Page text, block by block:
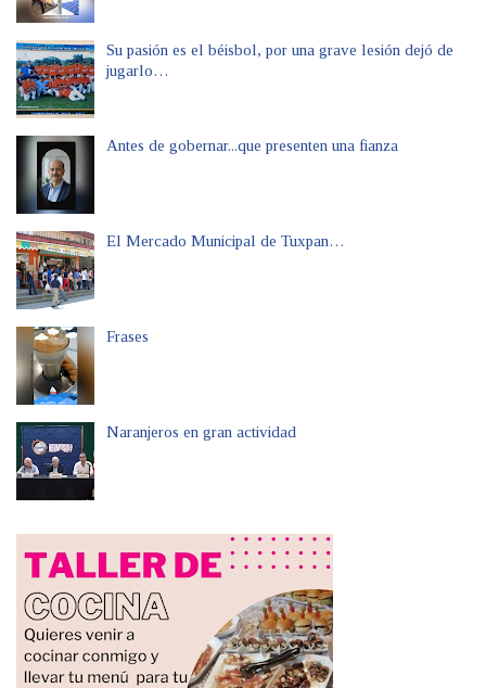
Su pasión es el béisbol, por una grave lesión dejó de
jugarlo…
Antes de gobernar...que presenten una fianza
El Mercado Municipal de Tuxpan…
Frases
Naranjeros en gran actividad